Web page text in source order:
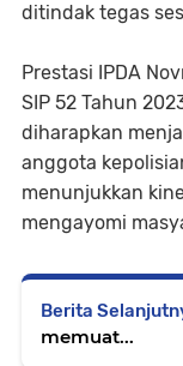
ditindak tegas
Prestasi IPDA
SIP 52 Tahun
diharapkan
anggota
menunjukkan
mengayomi
Berita
memuat...